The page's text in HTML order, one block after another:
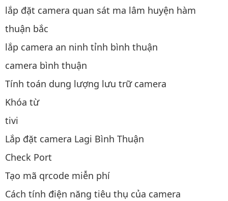
lắp đặt camera quan sát ma lâm huyện hàm
thuận bắc
lắp camera an ninh tỉnh bình thuận
camera bình thuận
Tính toán dung lượng lưu trữ camera
Khóa từ
tivi
Lắp đặt camera Lagi Bình Thuận
Check Port
Tạo mã qrcode miễn phí
Cách tính điện năng tiêu thụ của camera